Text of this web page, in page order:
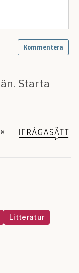
Litteratur